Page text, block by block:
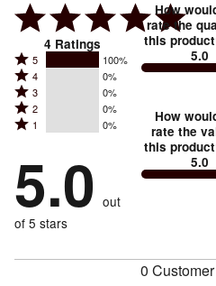
4 Ratings
Rated
5
stars
by
of
reviewers
5 100%
Rated
4
stars
by
of
reviewers
4 0%
Rated
3
stars
0%
of
reviewers
3 0%
Rated
2
by
0%
of
reviewers
2 0%
Rated
stars
by
0%
of
1 0%
5.0 out
of 5 stars
How
rate the
this
5.0
How
rate the
this
5.0
0